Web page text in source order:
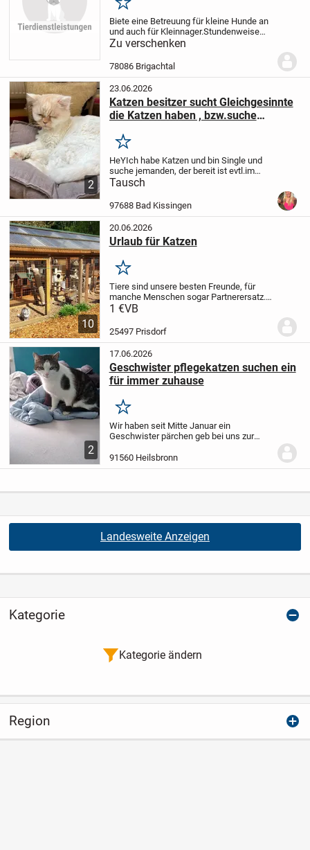
Merken
Biete eine Betreuung für kleine Hunde an
und auch für Kleinnager.Stundenweise
Betreuung, Gassi gehen oder auch
Zu verschenken
78086 Brigachtal
2
23.06.2026
Katzen besitzer sucht Gleichgesinnte
die Katzen haben , bzw.suche
Merken
HeYIch habe Katzen und bin Single und
suche jemanden, der bereit ist evtl.im
gegenseitigen Austausch/Hilfe ect…wenn
länger wie zb:3-7 Tsge zb. Das man
Tausch
97688 Bad Kissingen
10
20.06.2026
Urlaub für Katzen
Merken
Tiere sind unsere besten Freunde, für
manche Menschen sogar Partnerersatz.
Um so wichtiger ist es sie in gute Hände
sie sorgen kann. Ich nehme Katzen
1 €VB
25497 Prisdorf
2
17.06.2026
Geschwister pflegekatzen suchen ein
für immer zuhause
Merken
Wir haben seit Mitte Januar ein
Geschwister pärchen geb bei uns zur
Vorbesitzer zurückkehren.
verstehen sich die beiden weder mit
91560 Heilsbronn
Landesweite Anzeigen
Kategorie
Kategorie ändern
Region